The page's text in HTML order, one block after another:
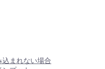
込まれない場合